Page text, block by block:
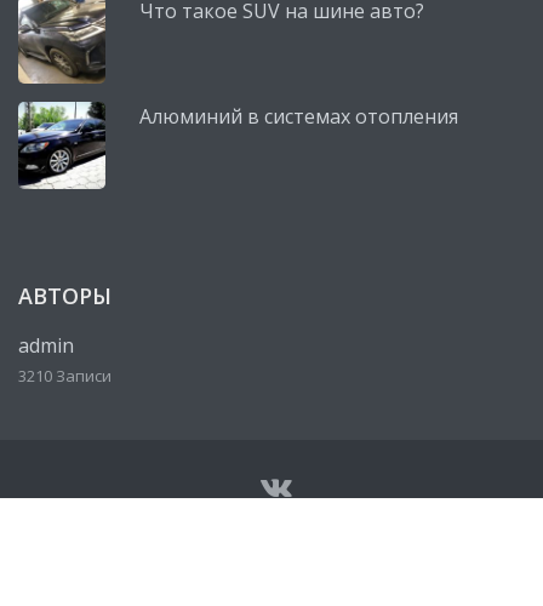
Что такое SUV на шине авто?
Алюминий в системах отопления
АВТОРЫ
admin
3210 Записи